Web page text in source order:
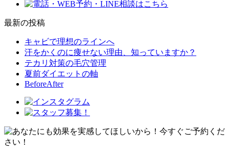
最新の投稿
キャビで理想のラインへ
汗をかくのに痩せない理由、知っていますか？
テカリ対策の毛穴管理
夏前ダイエットの軸
BeforeAfter